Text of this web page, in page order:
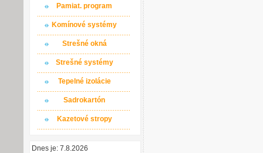
Pamiat. program
Komínové systémy
Strešné okná
Strešné systémy
Tepelné izolácie
Sadrokartón
Kazetové stropy
Dnes je: 7.8.2026